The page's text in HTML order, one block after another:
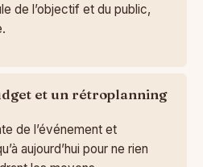
de l’objectif et du public,
et un rétroplanning
de l’événement et
aujourd’hui pour ne rien